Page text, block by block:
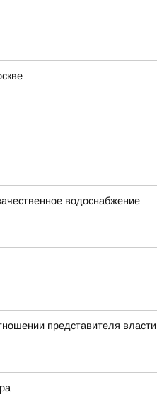
водоснабжение
представителя власти